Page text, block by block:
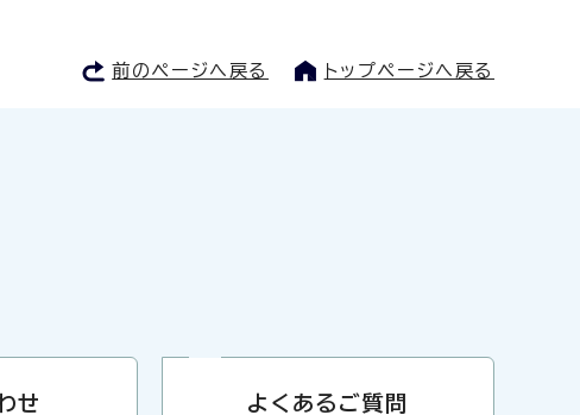
前のページへ戻る トップページへ戻る
せ よくあるご質問